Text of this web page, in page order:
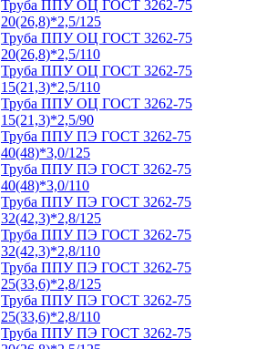
Труба ППУ ОЦ ГОСТ 3262-75
20(26,8)*2,5/125
Труба ППУ ОЦ ГОСТ 3262-75
20(26,8)*2,5/110
Труба ППУ ОЦ ГОСТ 3262-75
15(21,3)*2,5/110
Труба ППУ ОЦ ГОСТ 3262-75
15(21,3)*2,5/90
Труба ППУ ПЭ ГОСТ 3262-75
40(48)*3,0/125
Труба ППУ ПЭ ГОСТ 3262-75
40(48)*3,0/110
Труба ППУ ПЭ ГОСТ 3262-75
32(42,3)*2,8/125
Труба ППУ ПЭ ГОСТ 3262-75
32(42,3)*2,8/110
Труба ППУ ПЭ ГОСТ 3262-75
25(33,6)*2,8/125
Труба ППУ ПЭ ГОСТ 3262-75
25(33,6)*2,8/110
Труба ППУ ПЭ ГОСТ 3262-75